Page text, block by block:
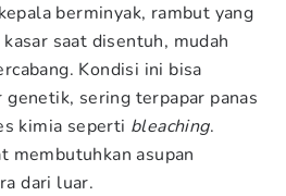
berminyak, rambut yang
saat disentuh, mudah
Kondisi ini bisa
sering terpapar panas
kimia seperti bleaching.
membutuhkan asupan
dari luar.